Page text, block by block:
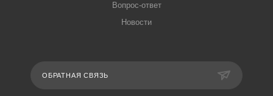
Вопрос-ответ
Новости
ОБРАТНАЯ СВЯЗЬ